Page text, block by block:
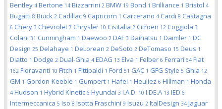
Bentley 4 Bertone 14 Bizzarrini 2 BMW 19 Bond 1 Brilliance 1 Bristol 4
Bugatti 8 Buick 2 Cadillac 9 Capricorn 1 Carcerano 4 Cardi 8 Castagna
6 Chery 3 Chevrolet 7 Chrysler 10 Cisitalia 2 Citroen 12 Coggiola 3
Colani 31 Cunningham 1 Daewoo 2 DAF 3 Daihatsu 1 Daimler 1 DC
Design 25 Delahaye 1 DeLorean 2 DeSoto 2 DeTomaso 15 Deus 1
Diatto 1 Dodge 2 Dual-Ghia 4 EDAG 13 Elva 1 Felber 6 Ferrari 64 Fiat
162 Fioravanti 10 Fitch 1 Fittipaldi 1 Ford 51 GAC 1 GFG Style 5 Ghia 12
GM 1 Gordon-Keeble 1 Gumpert 1 Hafei 1 Heuliez 6 Hillman 1 Honda
4 Hudson 1 Hybrid Kinetic 6 Hyundai 3 I.A.D. 10 I.DE.A 13 IED 6
Intermeccanica 5 Iso 8 Isotta Fraschini 9 Isuzu 2 ItalDesign 34 Jaguar